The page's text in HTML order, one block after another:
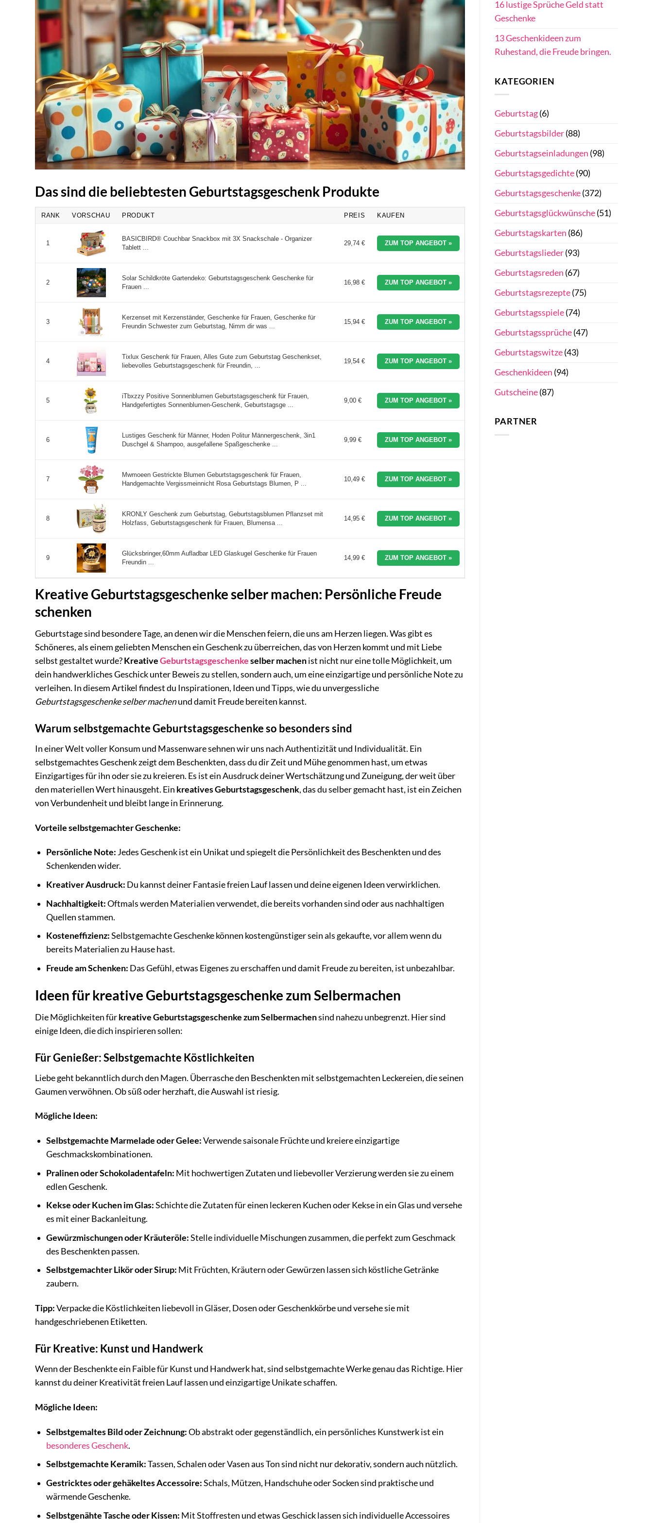
Das sind die beliebtesten Geburtstagsgeschenk Produkte
RANK VORSCHAU PRODUKT PREIS KAUFEN
1
BASICBIRD® Couchbar Snackbox mit 3X Snackschale - Organizer
Tablett ...
29,74 € ZUM TOP ANGEBOT »
2
Solar Schildkröte Gartendeko: Geburtstagsgeschenk Geschenke für
Frauen ...
16,98 € ZUM TOP ANGEBOT »
3
Kerzenset mit Kerzenständer, Geschenke für Frauen, Geschenke für
Freundin Schwester zum Geburtstag, Nimm dir was ...
15,94 € ZUM TOP ANGEBOT »
4
Tixlux Geschenk für Frauen, Alles Gute zum Geburtstag Geschenkset,
liebevolles Geburtstagsgeschenk für Freundin, ...
19,54 € ZUM TOP ANGEBOT »
5
iTbxzzy Positive Sonnenblumen Geburtstagsgeschenk für Frauen,
Handgefertigtes Sonnenblumen-Geschenk, Geburtstagsge ...
9,00 € ZUM TOP ANGEBOT »
6
Lustiges Geschenk für Männer, Hoden Politur Männergeschenk, 3in1
Duschgel & Shampoo, ausgefallene Spaßgeschenke ...
9,99 € ZUM TOP ANGEBOT »
7
Mwmoeen Gestrickte Blumen Geburtstagsgeschenk für Frauen,
Handgemachte Vergissmeinnicht Rosa Geburtstags Blumen, P ...
10,49 € ZUM TOP ANGEBOT »
8
KRONLY Geschenk zum Geburtstag, Geburtstagsblumen Pflanzset mit
Holzfass, Geburtstagsgeschenk für Frauen, Blumensa ...
14,95 € ZUM TOP ANGEBOT »
9
Glücksbringer,60mm Aufladbar LED Glaskugel Geschenke für Frauen
Freundin ...
14,99 € ZUM TOP ANGEBOT »
Kreative Geburtstagsgeschenke selber machen: Persönliche Freude
schenken
Geburtstage sind besondere Tage, an denen wir die Menschen feiern, die uns am Herzen liegen. Was gibt es
Schöneres, als einem geliebten Menschen ein Geschenk zu überreichen, das von Herzen kommt und mit Liebe
selbst gestaltet wurde?KreativeGeburtstagsgeschenkeselber machenist nicht nur eine tolle Möglichkeit, um
dein handwerkliches Geschick unter Beweis zu stellen, sondern auch, um eine einzigartige und persönliche Note zu
verleihen. In diesem Artikel findest du Inspirationen, Ideen und Tipps, wie du unvergessliche
Geburtstagsgeschenke selber machenund damit Freude bereiten kannst.
Warum selbstgemachte Geburtstagsgeschenke so besonders sind
In einer Welt voller Konsum und Massenware sehnen wir uns nach Authentizität und Individualität. Ein
selbstgemachtes Geschenk zeigt dem Beschenkten, dass du dir Zeit und Mühe genommen hast, um etwas
Einzigartiges für ihn oder sie zu kreieren. Es ist ein Ausdruck deiner Wertschätzung und Zuneigung, der weit über
den materiellen Wert hinausgeht. Ein kreatives Geburtstagsgeschenk, das du selber gemacht hast, ist ein Zeichen
von Verbundenheit und bleibt lange in Erinnerung.
Vorteile selbstgemachter Geschenke:
Persönliche Note:Jedes Geschenk ist ein Unikat und spiegelt die Persönlichkeit des Beschenkten und des
Schenkenden wider.
Kreativer Ausdruck: Du kannst deiner Fantasie freien Lauf lassen und deine eigenen Ideen verwirklichen.
Nachhaltigkeit:Oftmals werden Materialien verwendet, die bereits vorhanden sind oder aus nachhaltigen
Quellen stammen.
Kosteneffizienz:Selbstgemachte Geschenke können kostengünstiger sein als gekaufte, vor allem wenn du
bereits Materialien zu Hause hast.
Freude am Schenken: Das Gefühl, etwas Eigenes zu erschaffen und damit Freude zu bereiten, ist unbezahlbar.
Ideen für kreative Geburtstagsgeschenke zum Selbermachen
Die Möglichkeiten fürkreative Geburtstagsgeschenke zum Selbermachensind nahezu unbegrenzt. Hier sind
einige Ideen, die dich inspirieren sollen:
Für Genießer: Selbstgemachte Köstlichkeiten
Liebe geht bekanntlich durch den Magen. Überrasche den Beschenkten mit selbstgemachten Leckereien, die seinen
Gaumen verwöhnen. Ob süß oder herzhaft, die Auswahl ist riesig.
Mögliche Ideen:
Selbstgemachte Marmelade oder Gelee:Verwende saisonale Früchte und kreiere einzigartige
Geschmackskombinationen.
Pralinen oder Schokoladentafeln: Mit hochwertigen Zutaten und liebevoller Verzierung werden sie zu einem
edlen Geschenk.
Kekse oder Kuchen im Glas:Schichte die Zutaten für einen leckeren Kuchen oder Kekse in ein Glas und versehe
es mit einer Backanleitung.
Gewürzmischungen oder Kräuteröle:Stelle individuelle Mischungen zusammen, die perfekt zum Geschmack
des Beschenkten passen.
Selbstgemachter Likör oder Sirup: Mit Früchten, Kräutern oder Gewürzen lassen sich köstliche Getränke
zaubern.
Tipp:Verpacke die Köstlichkeiten liebevoll in Gläser, Dosen oder Geschenkkörbe und versehe sie mit
handgeschriebenen Etiketten.
Für Kreative: Kunst und Handwerk
Wenn der Beschenkte ein Faible für Kunst und Handwerk hat, sind selbstgemachte Werke genau das Richtige. Hier
kannst du deiner Kreativität freien Lauf lassen und einzigartige Unikate schaffen.
Mögliche Ideen:
Selbstgemaltes Bild oder Zeichnung:Ob abstrakt oder gegenständlich, ein persönliches Kunstwerk ist ein
besonderes Geschenk.
Selbstgemachte Keramik:Tassen, Schalen oder Vasen aus Ton sind nicht nur dekorativ, sondern auch nützlich.
Gestricktes oder gehäkeltes Accessoire:Schals, Mützen, Handschuhe oder Socken sind praktische und
wärmende Geschenke.
Selbstgenähte Tasche oder Kissen: Mit Stoffresten und etwas Geschick lassen sich individuelle Accessoires
16 lustige Sprüche Geld statt
Geschenke
13 Geschenkideen zum
Ruhestand, die Freude bringen.
KATEGORIEN
Geburtstag(6)
Geburtstagsbilder(88)
Geburtstagseinladungen (98)
Geburtstagsgedichte(90)
Geburtstagsgeschenke(372)
Geburtstagsglückwünsche(51)
Geburtstagskarten (86)
Geburtstagslieder(93)
Geburtstagsreden (67)
Geburtstagsrezepte(75)
Geburtstagsspiele(74)
Geburtstagssprüche(47)
Geburtstagswitze(43)
Geschenkideen (94)
Gutscheine(87)
PARTNER